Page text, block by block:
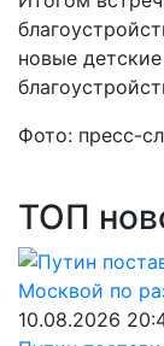
новые
Фото: пресс-
ТОП
10.08.2026